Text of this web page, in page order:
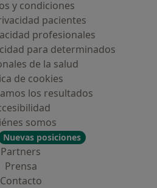
y condiciones
pacientes
profesionales
para determinados
de la salud
de cookies
los resultados
somos
Nuevas posiciones
Partners
Prensa
Contacto